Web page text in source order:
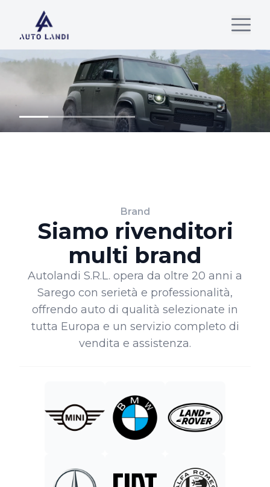
Brand
Siamo rivenditori
multi brand
Autolandi S.R.L. opera da oltre 20 anni a
Sarego con serietà e professionalità,
offrendo auto di qualità selezionate in
tutta Europa e un servizio completo di
vendita e assistenza.